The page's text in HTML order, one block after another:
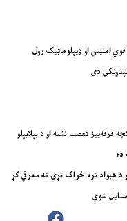
امنیتي او ډیپلوماټیک رول
دی
تعصب نشته او د بېلابېلو
ده
د هېواد نرم ځواک نړۍ ته معرفي کړ
شوې